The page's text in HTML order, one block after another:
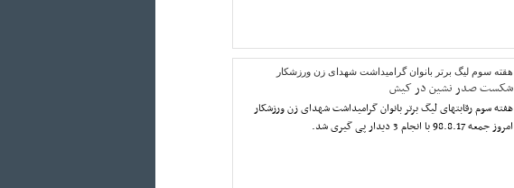
هقته سوم لیگ برتر بانوان گرامیداشت شهدای زن ورزشکار
شکست صدر نشین در کیش
هفته سوم رقابتهای لیگ برتر بانوان گرامیداشت شهدای زن ورزشکار
امروز جمعه 98.8.17 با انجام 3 دیدار پی گیری شد.